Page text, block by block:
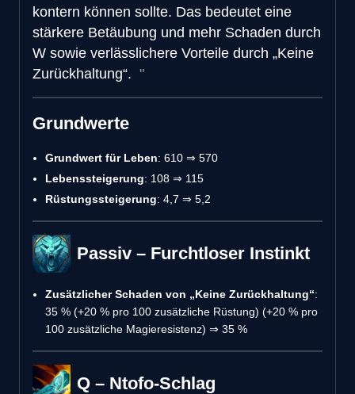
kontern können sollte. Das bedeutet eine
stärkere Betäubung und mehr Schaden durch
W sowie verlässlichere Vorteile durch „Keine
Zurückhaltung“.
Grundwerte
Grundwert für Leben: 610 ⇒ 570
Lebenssteigerung: 108 ⇒ 115
Rüstungssteigerung: 4,7 ⇒ 5,2
Passiv – Furchtloser Instinkt
Zusätzlicher Schaden von „Keine Zurückhaltung“:
35 % (+20 % pro 100 zusätzliche Rüstung) (+20 % pro
100 zusätzliche Magieresistenz) ⇒ 35 %
Q – Ntofo-Schlag